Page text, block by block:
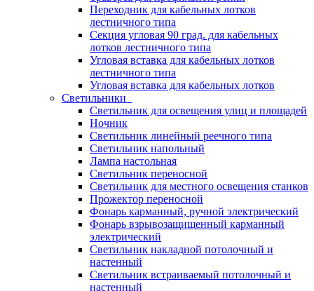
Переходник для кабельных лотков
лестничного типа
Секция угловая 90 град. для кабельных
лотков лестничного типа
Угловая вставка для кабельных лотков
лестничного типа
Угловая вставка для кабельных лотков
Светильники
Светильник для освещения улиц и площадей
Ночник
Светильник линейный реечного типа
Светильник напольный
Лампа настольная
Светильник переносной
Светильник для местного освещения станков
Прожектор переносной
Фонарь карманный, ручной электрический
Фонарь взрывозащищенный карманный
электрический
Светильник накладной потолочный и
настенный
Светильник встраиваемый потолочный и
настенный